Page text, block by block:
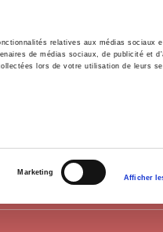
relatives aux médias sociaux
de médias sociaux, de publicité et
lors de votre utilisation de leurs
Marketing
Afficher
Histoire International